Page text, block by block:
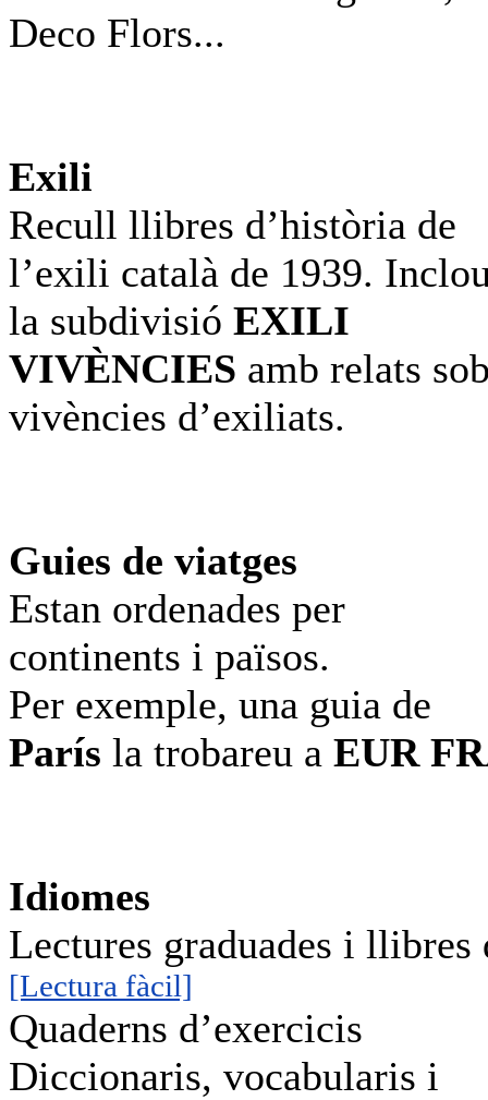
Deco Flors...
Exili
Recull llibres d’història de
l’exili català de 1939.
la subdivisió EXILI
VIVÈNCIES amb relats
vivències d’exiliats.
Guies de viatges
Estan ordenades per
continents i països.
Per exemple, una guia de
París la trobareu a EUR
Idiomes
Lectures graduades i llibres
[Lectura fàcil]
Quaderns d’exercicis
Diccionaris, vocabularis i